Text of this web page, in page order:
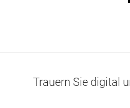
Trauern Sie digital